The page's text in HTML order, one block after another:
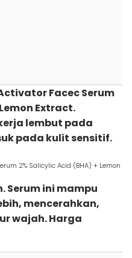
Facec Serum
Extract.
lembut pada
pada kulit sensitif.
2% Salicylic Acid (BHA) + Lemon
Serum ini mampu
mencerahkan,
wajah. Harga